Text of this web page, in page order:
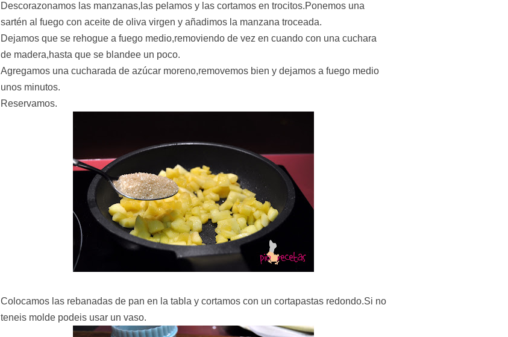
Descorazonamos las manzanas,las pelamos y las cortamos en trocitos.Ponemos una
sartén al fuego con aceite de oliva virgen y añadimos la manzana troceada.
Dejamos que se rehogue a fuego medio,removiendo de vez en cuando con una cuchara
de madera,hasta que se blandee un poco.
Agregamos una cucharada de azúcar moreno,removemos bien y dejamos a fuego medio
unos minutos.
Reservamos.
Colocamos las rebanadas de pan en la tabla y cortamos con un cortapastas redondo.Si no
teneis molde podeis usar un vaso.